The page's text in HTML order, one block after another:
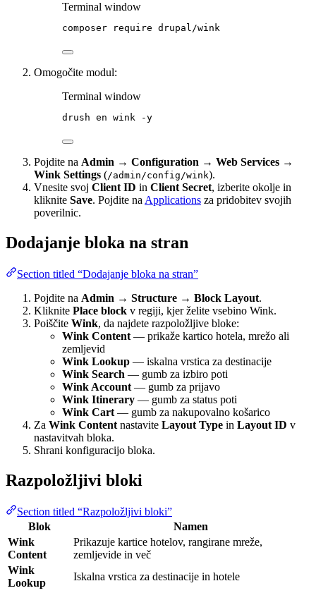
Terminal window
composer require drupal/wink
Omogočite modul:
Terminal window
drush en wink -y
Pojdite na Admin → Configuration → Web Services →
Wink Settings (/admin/config/wink).
Vnesite svoj Client ID in Client Secret, izberite okolje in
kliknite Save. Pojdite na Applications za pridobitev svojih
poverilnic.
Dodajanje bloka na stran
Section titled “Dodajanje bloka na stran”
Pojdite na Admin → Structure → Block Layout.
Kliknite Place block v regiji, kjer želite vsebino Wink.
Poiščite Wink, da najdete razpoložljive bloke:
Wink Content — prikaže kartico hotela, mrežo ali
zemljevid
Wink Lookup — iskalna vrstica za destinacije
Wink Search — gumb za izbiro poti
Wink Account — gumb za prijavo
Wink Itinerary — gumb za status poti
Wink Cart — gumb za nakupovalno košarico
Za Wink Content nastavite Layout Type in Layout ID v
nastavitvah bloka.
Shrani konfiguracijo bloka.
Razpoložljivi bloki
Section titled “Razpoložljivi bloki”
Blok
Namen
Wink
Content
Prikazuje kartice hotelov, rangirane mreže,
zemljevide in več
Wink
Lookup
Iskalna vrstica za destinacije in hotele